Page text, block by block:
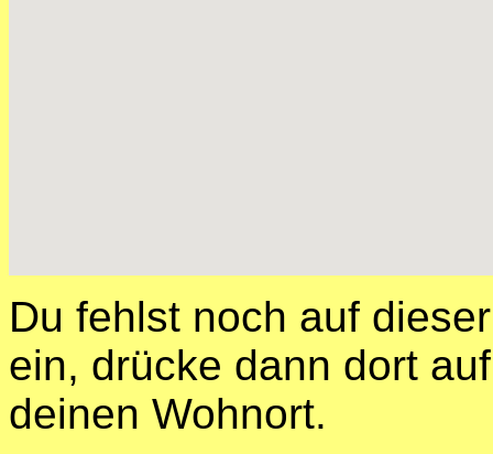
Du fehlst noch auf
ein, drücke dann dort
deinen Wohnort.